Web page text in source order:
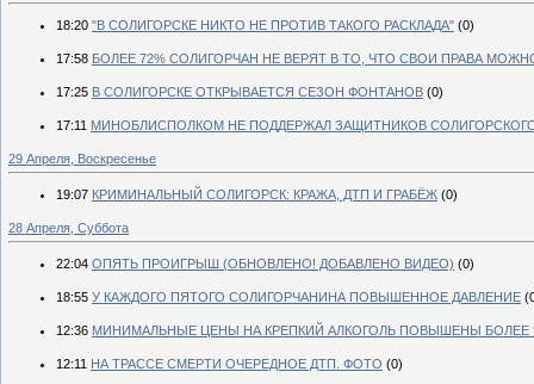
18:20 "В СОЛИГОРСКЕ НИКТО НЕ ПРОТИВ ТАКОГО РАСКЛАДА" (0)
17:58 БОЛЕЕ 72% СОЛИГОРЧАН НЕ ВЕРЯТ В ТО, ЧТО СВОИ ПРАВА
17:25 В СОЛИГОРСКЕ ОТКРЫВАЕТСЯ СЕЗОН ФОНТАНОВ (0)
17:11 МИНОБЛИСПОЛКОМ НЕ ПОДДЕРЖАЛ ЗАЩИТНИКОВ
29 Апреля, Воскресенье
19:07 КРИМИНАЛЬНЫЙ СОЛИГОРСК: КРАЖА, ДТП И ГРАБЁЖ (0)
28 Апреля, Суббота
22:04 ОПЯТЬ ПРОИГРЫШ (ОБНОВЛЕНО! ДОБАВЛЕНО ВИДЕО) (0)
18:55 У КАЖДОГО ПЯТОГО СОЛИГОРЧАНИНА ПОВЫШЕННОЕ ДАВЛЕНИЕ
12:36 МИНИМАЛЬНЫЕ ЦЕНЫ НА КРЕПКИЙ АЛКОГОЛЬ ПОВЫШЕНЫ БОЛЕЕ
12:11 НА ТРАССЕ СМЕРТИ ОЧЕРЕДНОЕ ДТП. ФОТО (0)